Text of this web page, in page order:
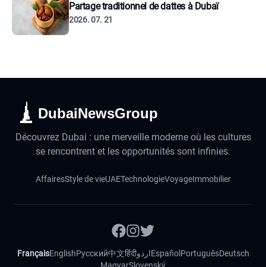
Partage traditionnel de dattes à Dubaï
2026. 07. 21
DubaiNewsGroup
Découvrez Dubai : une merveille moderne où les cultures
se rencontrent et les opportunités sont infinies.
AffairesStyle de vieUAETechnologieVoyageImmobilier
FrançaisEnglishРусский中文हिंदीاردوEspañol PortuguêsDeutsch